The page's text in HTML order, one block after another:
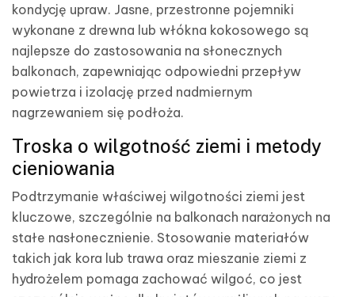
kondycję upraw. Jasne, przestronne pojemniki
wykonane z drewna lub włókna kokosowego są
najlepsze do zastosowania na słonecznych
balkonach, zapewniając odpowiedni przepływ
powietrza i izolację przed nadmiernym
nagrzewaniem się podłoża.
Troska o wilgotność ziemi i metody
cieniowania
Podtrzymanie właściwej wilgotności ziemi jest
kluczowe, szczególnie na balkonach narażonych na
stałe nasłonecznienie. Stosowanie materiałów
takich jak kora lub trawa oraz mieszanie ziemi z
hydrożelem pomaga zachować wilgoć, co jest